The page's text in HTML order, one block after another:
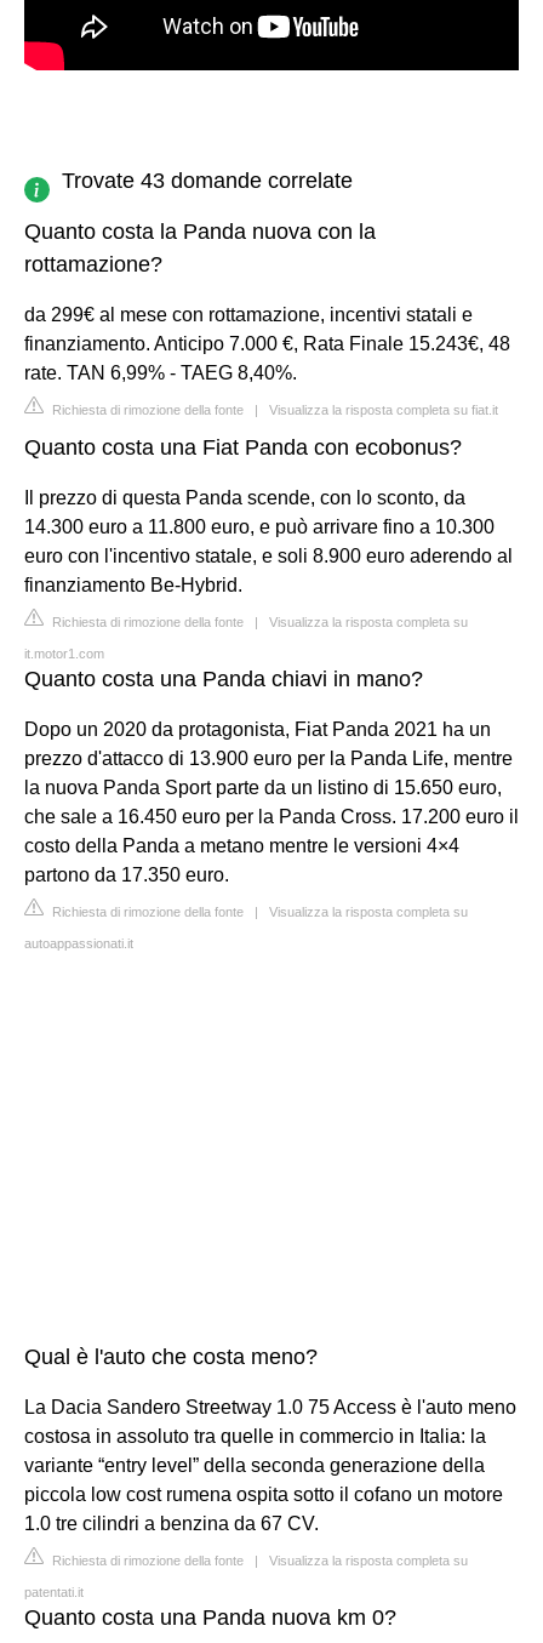
Trovate 43 domande correlate
Quanto costa la Panda nuova con la
rottamazione?
da 299€ al mese con rottamazione, incentivi statali e
finanziamento. Anticipo 7.000 €, Rata Finale 15.243€, 48
rate. TAN 6,99% - TAEG 8,40%.
Richiesta di rimozione della fonte | Visualizza la risposta completa su fiat.it
Quanto costa una Fiat Panda con ecobonus?
Il prezzo di questa Panda scende, con lo sconto, da
14.300 euro a 11.800 euro, e può arrivare fino a 10.300
euro con l'incentivo statale, e soli 8.900 euro aderendo al
finanziamento Be-Hybrid.
Richiesta di rimozione della fonte | Visualizza la risposta completa su
it.motor1.com
Quanto costa una Panda chiavi in mano?
Dopo un 2020 da protagonista, Fiat Panda 2021 ha un
prezzo d'attacco di 13.900 euro per la Panda Life, mentre
la nuova Panda Sport parte da un listino di 15.650 euro,
che sale a 16.450 euro per la Panda Cross. 17.200 euro il
costo della Panda a metano mentre le versioni 4×4
partono da 17.350 euro.
Richiesta di rimozione della fonte | Visualizza la risposta completa su
autoappassionati.it
Qual è l'auto che costa meno?
La Dacia Sandero Streetway 1.0 75 Access è l'auto meno
costosa in assoluto tra quelle in commercio in Italia: la
variante “entry level” della seconda generazione della
piccola low cost rumena ospita sotto il cofano un motore
1.0 tre cilindri a benzina da 67 CV.
Richiesta di rimozione della fonte | Visualizza la risposta completa su
patentati.it
Quanto costa una Panda nuova km 0?